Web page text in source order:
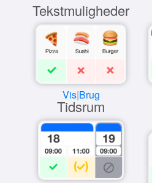
Tekstmuligheder
Vis|Brug
Tidsrum